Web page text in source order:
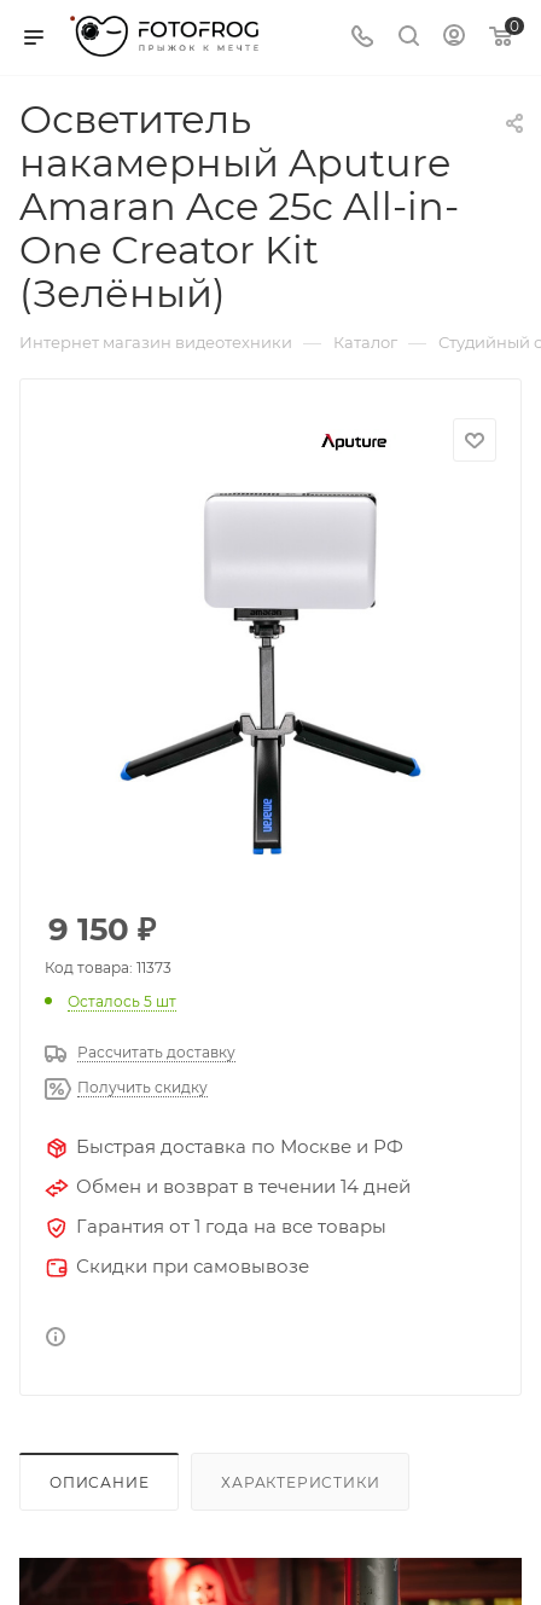
0
Осветитель
накамерный Aputure
Amaran Ace 25c All-in-
One Creator Kit
(Зелёный)
Интернет магазин видеотехники — Каталог — Студийный
9 150 ₽
Код товара: 11373
Осталось 5 шт
Рассчитать доставку
Получить скидку
Быстрая доставка по Москве и РФ
Обмен и возврат в течении 14 дней
Гарантия от 1 года на все товары
Скидки при самовывозе
ОПИСАНИЕ ХАРАКТЕРИСТИКИ